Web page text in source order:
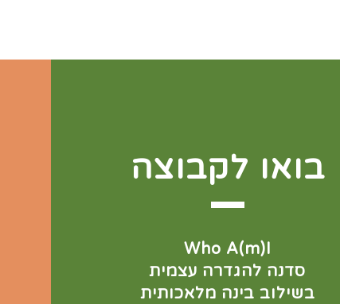
בואו לקבוצה
Who A(m)I
סדנה להגדרה עצמית
בשילוב בינה מלאכותית